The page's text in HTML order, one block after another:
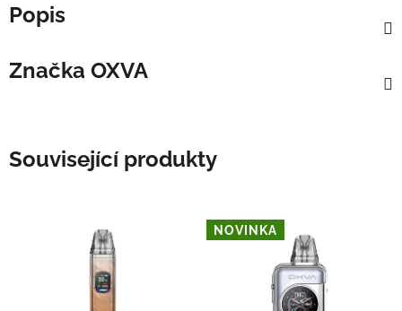
Popis
Značka OXVA
Související produkty
NOVINKA